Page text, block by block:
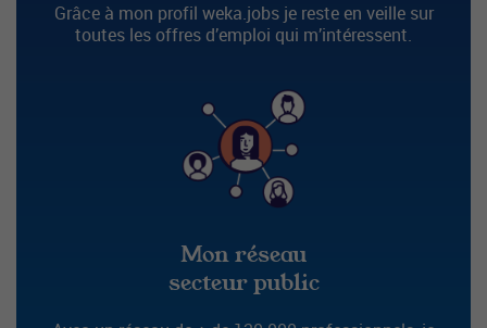
Grâce à mon profil weka.jobs je reste en veille sur
toutes les offres d’emploi qui m’intéressent.
Mon réseau
secteur public